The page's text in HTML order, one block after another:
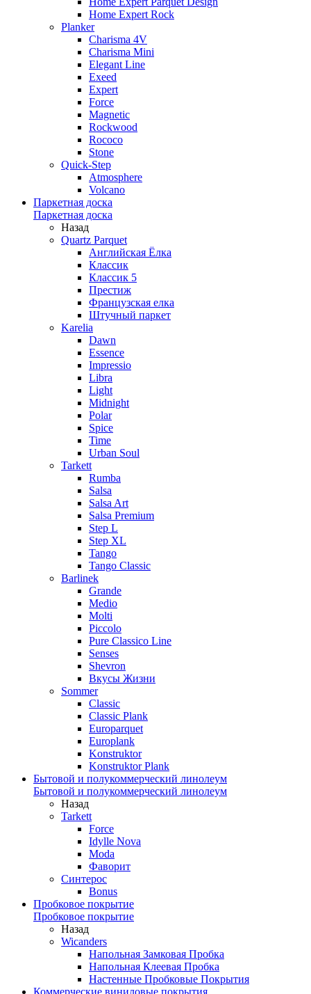
Home Expert Rock
Planker
Charisma 4V
Charisma Mini
Elegant Line
Exeed
Expert
Force
Magnetic
Rockwood
Rococo
Stone
Quick-Step
Atmosphere
Volcano
Паркетная доска
Паркетная доска
Назад
Quartz Parquet
Английская Ёлка
Классик
Классик 5
Престиж
Французская елка
Штучный паркет
Karelia
Dawn
Essence
Impressio
Libra
Light
Midnight
Polar
Spice
Time
Urban Soul
Tarkett
Rumba
Salsa
Salsa Art
Salsa Premium
Step L
Step XL
Tango
Tango Classic
Barlinek
Grande
Medio
Molti
Piccolo
Pure Classico Line
Senses
Shevron
Вкусы Жизни
Sommer
Classic
Classic Plank
Europarquet
Europlank
Konstruktor
Konstruktor Plank
Бытовой и полукоммерческий линолеум
Бытовой и полукоммерческий линолеум
Назад
Tarkett
Force
Idylle Nova
Moda
Фаворит
Синтерос
Bonus
Пробковое покрытие
Пробковое покрытие
Назад
Wicanders
Напольная Замковая Пробка
Напольная Клеевая Пробка
Настенные Пробковые Покрытия
Коммерческие виниловые покрытия